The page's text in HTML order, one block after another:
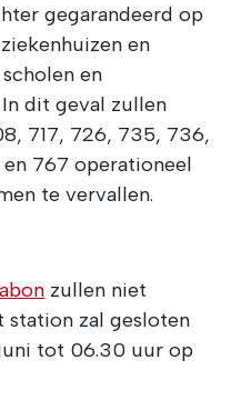
gegarandeerd op
en
en
dit geval zullen
717, 726, 735, 736,
767 operationeel
te vervallen.
zullen niet
station zal gesloten
tot 06.30 uur op